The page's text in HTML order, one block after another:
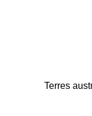
Terres